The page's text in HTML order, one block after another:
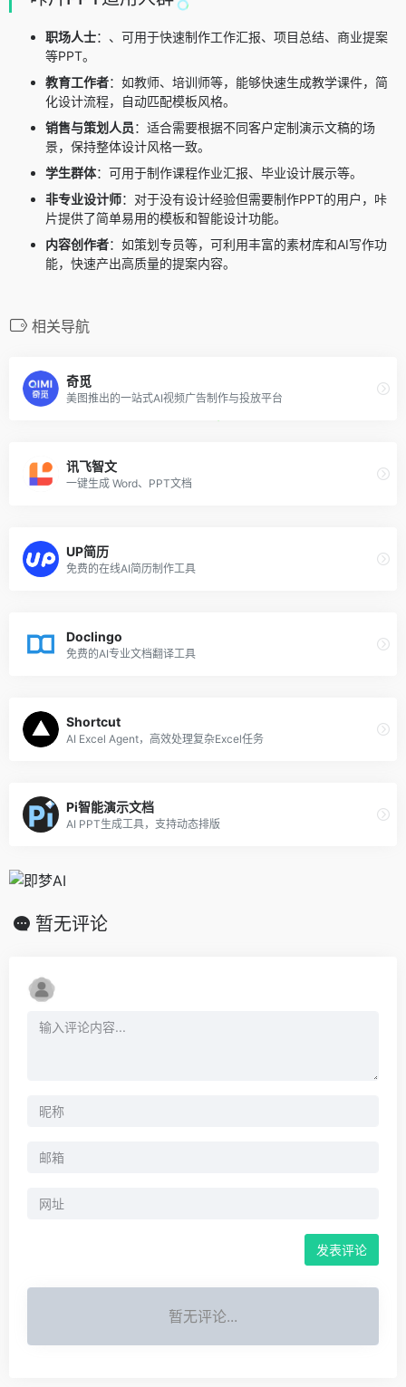
职场人士：、可用于快速制作工作汇报、项目总结、商业提案
等PPT。
教育工作者：如教师、培训师等，能够快速生成教学课件，简
化设计流程，自动匹配模板风格。
销售与策划人员：适合需要根据不同客户定制演示文稿的场
景，保持整体设计风格一致。
学生群体：可用于制作课程作业汇报、毕业设计展示等。
非专业设计师：对于没有设计经验但需要制作PPT的用户，咔
片提供了简单易用的模板和智能设计功能。
内容创作者：如策划专员等，可利用丰富的素材库和AI写作功
能，快速产出高质量的提案内容。
相关导航
奇觅
美图推出的一站式AI视频广告制作与投放平台
讯飞智文
一键生成 Word、PPT文档
UP简历
免费的在线AI简历制作工具
Doclingo
免费的AI专业文档翻译工具
Shortcut
AI Excel Agent，高效处理复杂Excel任务
Pi智能演示文档
AI PPT生成工具，支持动态排版
暂无评论
暂无评论...